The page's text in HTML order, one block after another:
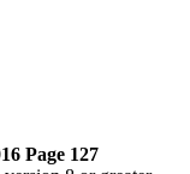
Page 127